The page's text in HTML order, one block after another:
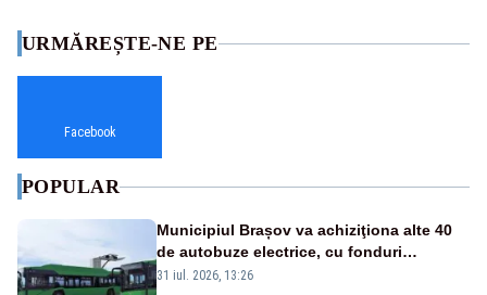
URMĂREȘTE-NE PE
Facebook
POPULAR
Municipiul Brașov va achiziţiona alte 40
de autobuze electrice, cu fonduri
europene
31 iul. 2026, 13:26